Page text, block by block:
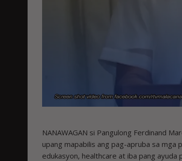
NANAWAGAN si Pangulong Ferdinand
upang mapabilis ang pag-apruba sa mga
edukasyon, healthcare at iba pang ayuda